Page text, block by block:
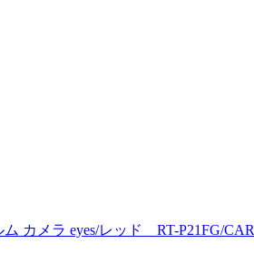
ム カメラ eyes/レッド RT-P21FG/CAR